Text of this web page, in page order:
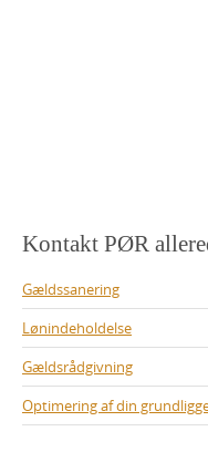
Kontakt PØR
Gældssanering
Lønindeholdelse
Gældsrådgivning
Optimering af din